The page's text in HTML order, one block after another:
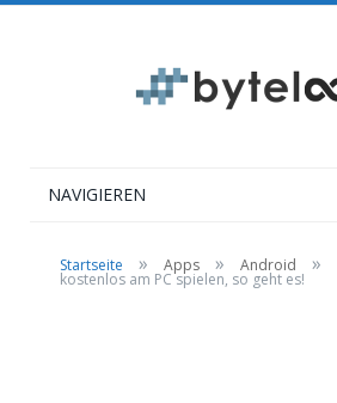
NAVIGIEREN
Startseite » Apps » Android »
kostenlos am PC spielen, so geht es!